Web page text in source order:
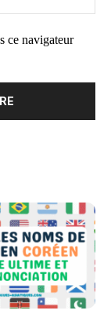
ce navigateur